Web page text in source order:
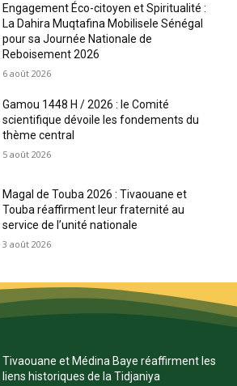
Engagement Éco-citoyen et Spiritualité :
La Dahira Muqtafina Mobilisele Sénégal
pour sa Journée Nationale de
Reboisement 2026
6 août 2026
Gamou 1448 H / 2026 : le Comité
scientifique dévoile les fondements du
thème central
5 août 2026
Magal de Touba 2026 : Tivaouane et
Touba réaffirment leur fraternité au
service de l’unité nationale
3 août 2026
Tivaouane et Médina Baye réaffirment les
liens historiques de la Tidjaniya